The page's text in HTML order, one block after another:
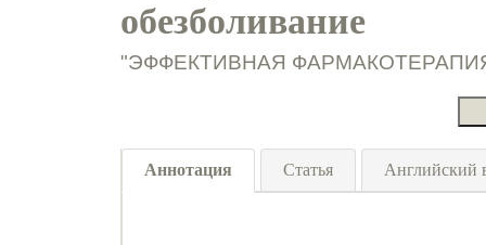
обезболивание
"ЭФФЕКТИВНАЯ
Аннотация Статья Английский